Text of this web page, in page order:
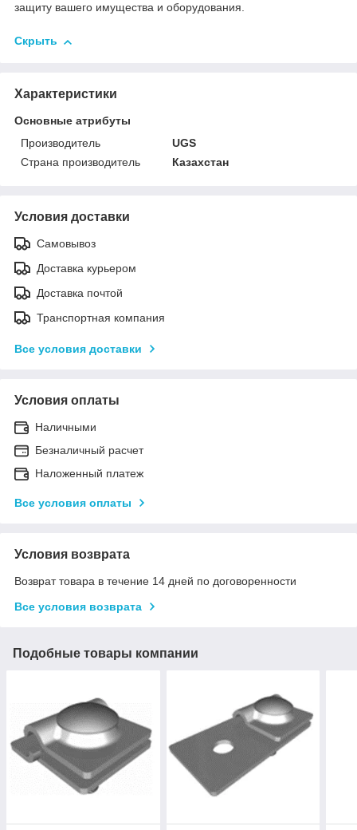
защиту вашего имущества и оборудования.
Скрыть
Характеристики
Основные атрибуты
Производитель
UGS
Страна производитель
Казахстан
Условия доставки
Самовывоз
Доставка курьером
Доставка почтой
Транспортная компания
Все условия доставки
Условия оплаты
Наличными
Безналичный расчет
Наложенный платеж
Все условия оплаты
Условия возврата
Возврат товара в течение 14 дней по договоренности
Все условия возврата
Подобные товары компании